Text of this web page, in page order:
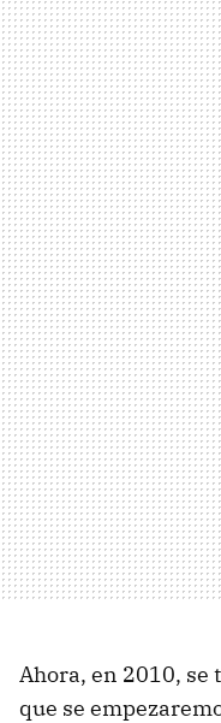
Ahora, en 2010,
que se